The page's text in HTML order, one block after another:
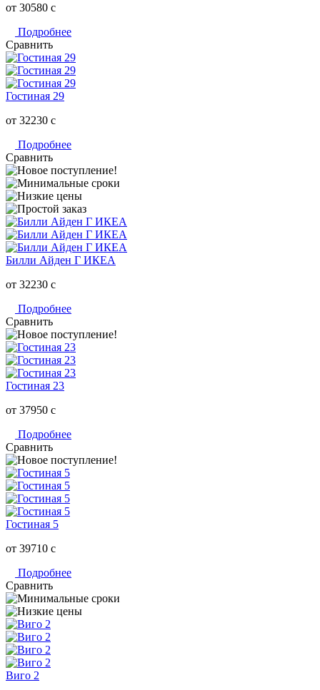
от 30580 c
Подробнее
Сравнить
Гостиная 29
от 32230 c
Подробнее
Сравнить
Билли Айден Г ИКЕА
от 32230 c
Подробнее
Сравнить
Гостиная 23
от 37950 c
Подробнее
Сравнить
Гостиная 5
от 39710 c
Подробнее
Сравнить
Виго 2